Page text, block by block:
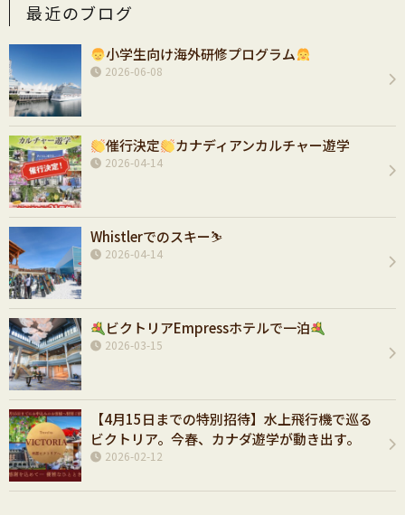
最近のブログ
小学生向け海外研修プログラム
2026-06-08
催行決定 カナディアンカルチャー遊学
2026-04-14
Whistlerでのスキー⛷️
2026-04-14
ビクトリアEmpressホテルで一泊
2026-03-15
【4月15日までの特別招待】水上飛行機で巡る
ビクトリア。今春、カナダ遊学が動き出す。
2026-02-12